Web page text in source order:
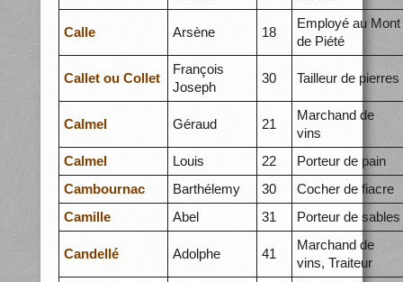
Calle Arsène 18
Employé au Mont
de Piété
Callet ou Collet
François
Joseph
30 Tailleur de pierres
Calmel Géraud 21
Marchand de
vins
Calmel
Louis 22
Porteur de pain
Cambournac
Barthélemy 30
Cocher de fiacre
Camille
Abel 31 Porteur de sables
Candellé Adolphe 41
Marchand de
vins, Traiteur